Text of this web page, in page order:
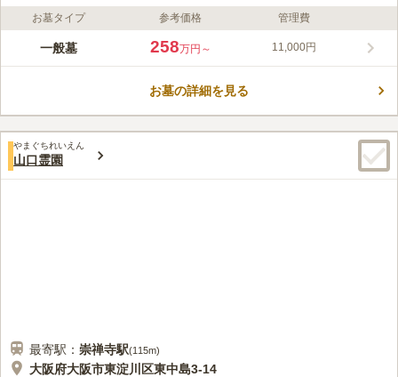
お墓タイプ 参考価格 管理費
一般墓 258万円～ 11,000円
お墓の詳細を見る
やまぐちれいえん
山口霊園
最寄駅： 崇禅寺駅(115m)
大阪府大阪市東淀川区東中島3-14